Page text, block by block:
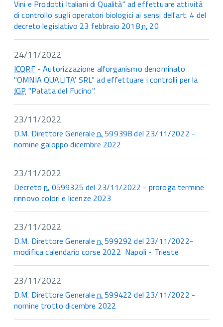
Vini e Prodotti Italiani di Qualità" ad effettuare attività
di controllo sugli operatori biologici ai sensi dell'art. 4 del
decreto legislativo 23 febbraio 2018n. 20
24/11/2022
ICQRF- Autorizzazione all'organismo denominato
"OMNIA QUALITA' SRL" ad effettuare i controlli per la
IGP "Patata del Fucino".
23/11/2022
D.M. Direttore Generalen.599398 del 23/11/2022 -
nomine galoppo dicembre 2022
23/11/2022
Decreton. 0599325 del 23/11/2022 - proroga termine
rinnovo colori e licenze 2023
23/11/2022
D.M. Direttore Generalen.599292 del 23/11/2022-
modifica calendario corse 2022 Napoli - Trieste
23/11/2022
D.M. Direttore Generalen.599422 del 23/11/2022 -
nomine trotto dicembre 2022